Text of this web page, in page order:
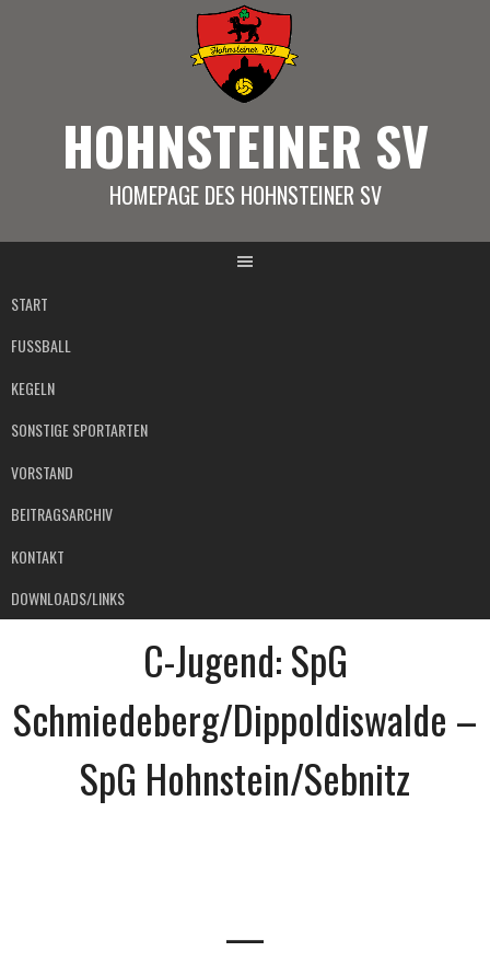
HOHNSTEINER SV
HOMEPAGE DES HOHNSTEINER SV
START
FUSSBALL
KEGELN
SONSTIGE SPORTARTEN
VORSTAND
BEITRAGSARCHIV
KONTAKT
DOWNLOADS/LINKS
C-Jugend: SpG
Schmiedeberg/Dippoldiswalde –
SpG Hohnstein/Sebnitz
—